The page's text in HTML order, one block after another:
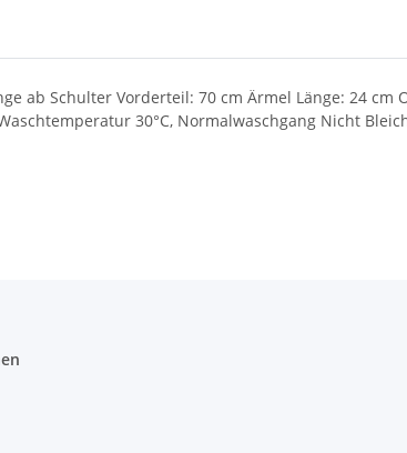
ab Schulter Vorderteil: 70 cm Ärmel Länge: 24 cm
30°C, Normalwaschgang Nicht